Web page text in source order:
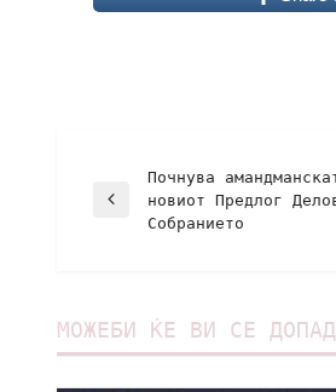
Почнува
новиот Предлог
Собранието
МОЖЕБИ ЌЕ ВИ СЕ